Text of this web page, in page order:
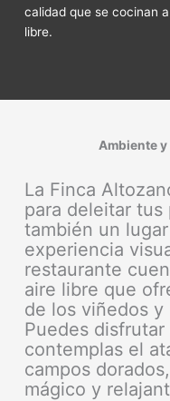
calidad que se cocinan
libre.
Ambiente
La Finca
para deleitar tus
también un
experiencia
restaurante
aire libre que
de los viñedos y
Puedes
contemplas el
campos
mágico y